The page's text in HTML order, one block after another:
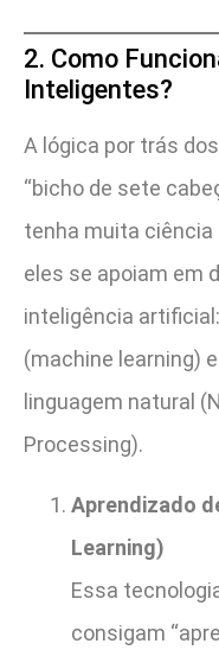
2. Como
Inteligentes?
A lógica por trás
“bicho de sete
tenha muita ciência
eles se apoiam em
inteligência
(machine learning)
linguagem natural
Processing).
Aprendizado
Learning)
Essa
consigam